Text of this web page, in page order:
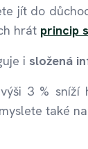
jít do
hrát princip
i složená
3 %
také